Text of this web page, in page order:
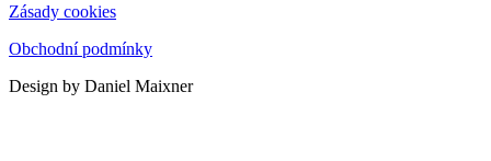
Zásady cookies
Obchodní podmínky
Design by Daniel Maixner